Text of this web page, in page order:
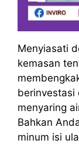
Menyiasati
kemasan
berinvestasi
menyaring
Bahkan
minum isi